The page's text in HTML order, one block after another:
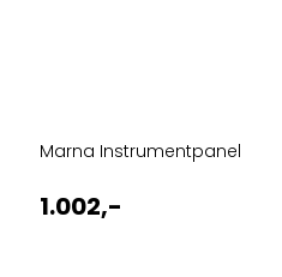
Marna Instrumentpanel
1.002,-